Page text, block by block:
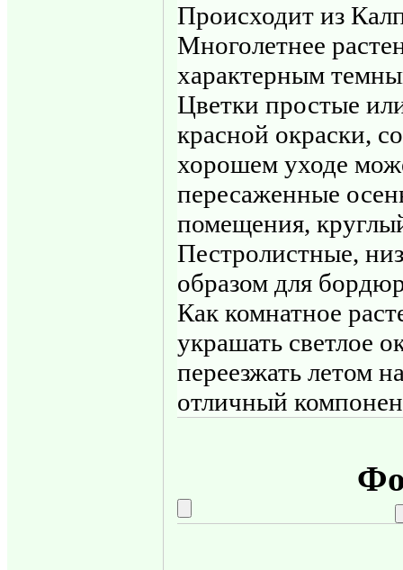
Происходит из
Многолетнее
характерным
Цветки простые
красной окраски,
хорошем уходе
пересаженные
помещения,
Пестролистные,
образом для
Как комнатное
украшать светлое
переезжать летом
отличный